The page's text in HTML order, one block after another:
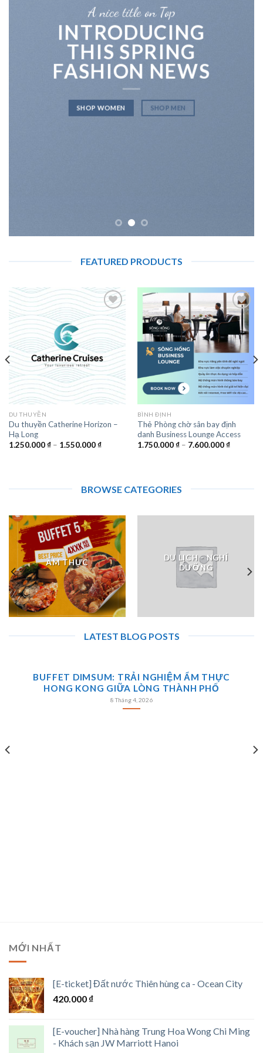
A nice title on Top
INTRODUCING
THIS SPRING
FASHION NEWS
SHOP WOMEN SHOP MEN
FEATURED PRODUCTS
DU THUYỀN
Du thuyền Catherine Horizon –
Hạ Long
1.250.000₫ – 1.550.000₫Khoảng
BÌNH ĐỊNH
Thẻ Phòng chờ sân bay định
danh Business Lounge Access
1.750.000₫ – 7.600.000₫Khoảng
BROWSE CATEGORIES
ẨM THỰC
DU LỊCH - NGHỈ
DƯỠNG
LATEST BLOG POSTS
BUFFET DIMSUM: TRẢI NGHIỆM ẨM THỰC
HONG KONG GIỮA LÒNG THÀNH PHỐ
8 Tháng 4, 2026
MỚI NHẤT
[E-ticket] Đất nước Thiên hùng ca - Ocean City
420.000 ₫
[E-voucher] Nhà hàng Trung Hoa Wong Chi Ming
- Khách sạn JW Marriott Hanoi